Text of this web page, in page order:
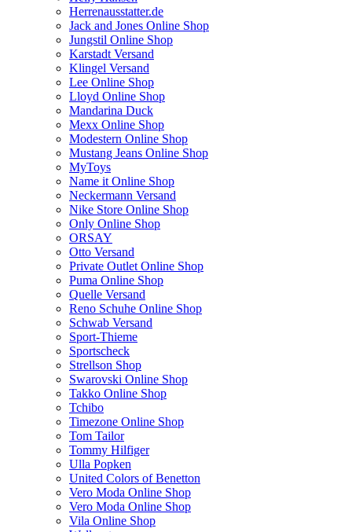
Herrenausstatter.de
Jack and Jones Online Shop
Jungstil Online Shop
Karstadt Versand
Klingel Versand
Lee Online Shop
Lloyd Online Shop
Mandarina Duck
Mexx Online Shop
Modestern Online Shop
Mustang Jeans Online Shop
MyToys
Name it Online Shop
Neckermann Versand
Nike Store Online Shop
Only Online Shop
ORSAY
Otto Versand
Private Outlet Online Shop
Puma Online Shop
Quelle Versand
Reno Schuhe Online Shop
Schwab Versand
Sport-Thieme
Sportscheck
Strellson Shop
Swarovski Online Shop
Takko Online Shop
Tchibo
Timezone Online Shop
Tom Tailor
Tommy Hilfiger
Ulla Popken
United Colors of Benetton
Vero Moda Online Shop
Vero Moda Online Shop
Vila Online Shop